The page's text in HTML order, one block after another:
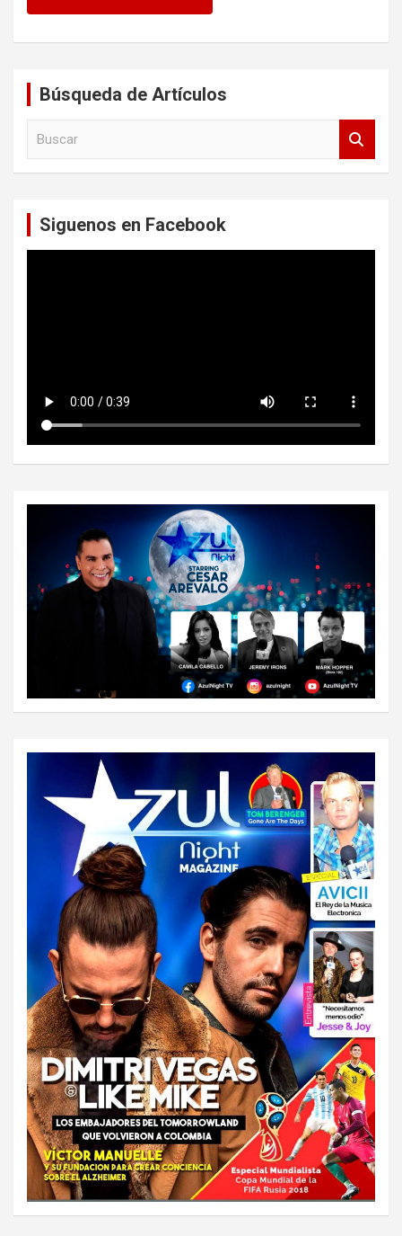
Búsqueda de Artículos
Siguenos en Facebook